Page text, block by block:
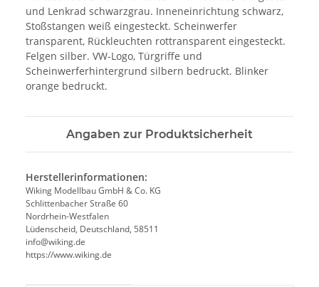
und Lenkrad schwarzgrau. Inneneinrichtung schwarz,
Stoßstangen weiß eingesteckt. Scheinwerfer
transparent, Rückleuchten rottransparent eingesteckt.
Felgen silber. VW-Logo, Türgriffe und
Scheinwerferhintergrund silbern bedruckt. Blinker
orange bedruckt.
Angaben zur Produktsicherheit
Herstellerinformationen:
Wiking Modellbau GmbH & Co. KG
Schlittenbacher Straße 60
Nordrhein-Westfalen
Lüdenscheid, Deutschland, 58511
info@wiking.de
https://www.wiking.de